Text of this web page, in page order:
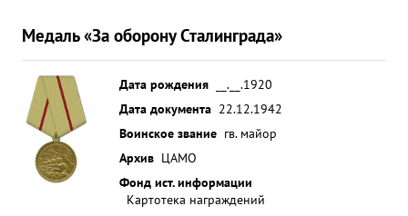
противника. 23.9.42г при бомбометании аэр.
Плодовитое умело используя облачность
уничтожил один самолет. 12.10.42г. при действии
по ж.д. перевозкам противника а больших высот,
несмотря на противодействия ИА и ЗА
противника отлично выполнил задание по
нарушению к д. перевозок на станции
Обгонерово тографированием установлено 3
Медаль «За оборону Сталинграда»
Дата рождения
__.__.1920
Дата документа 22.12.1942
Воинское звание гв. майор
Архив ЦАМО
Фонд ист. информации
Картотека награждений